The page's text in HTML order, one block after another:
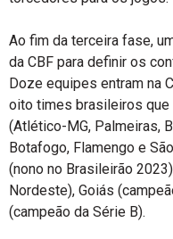
Ao fim da terceira fase,
da CBF para definir os
Doze equipes entram na
oito times brasileiros que
(Atlético-MG, Palmeiras,
Botafogo, Flamengo e
(nono no Brasileirão
Nordeste), Goiás
(campeão da Série B).